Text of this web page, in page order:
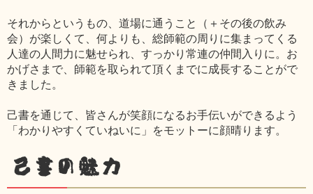
それからというもの、道場に通うこと（＋その後の飲み
会）が楽しくて、何よりも、総師範の周りに集まってくる
人達の人間力に魅せられ、すっかり常連の仲間入りに。お
かげさまで、師範を取られて頂くまでに成長することがで
きました。
己書を通じて、皆さんが笑顔になるお手伝いができるよう
「わかりやすくていねいに」をモットーに顔晴ります。
己書の魅力